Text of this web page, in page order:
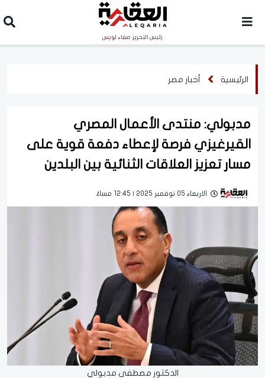
رئيس التحرير صفاء لويس
الرئيسية أخبار مصر
مدبولي: منتدى الأعمال المصري
القيرغيزي فرصة لإعطاء دفعة قوية على
مسار تعزيز العلاقات الثنائية بين البلدين
الاربعاء 05 نوفمبر 2025 | 12:45 مساءً
الدكتور مصطفى مدبولي